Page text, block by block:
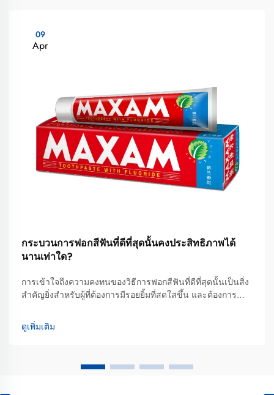
09
Apr
กระบวนการฟอกสีฟันที่ดีที่สุดนั้นคงประสิทธิภาพได้
นานเท่าใด?
การเข้าใจถึงความคงทนของวิธีการฟอกสีฟันที่ดีที่สุดนั้นเป็นสิ่ง
สำคัญยิ่งสำหรับผู้ที่ต้องการมีรอยยิ้มที่สดใสขึ้น และต้องการ
ระยะเวลาที่ผลลัพธ์จากการฟอกสีฟันจะคงอยู่นั้นมีความแตก
ต่างกันอย่างมาก ขึ้นอยู่กับปัจจัยหลายประการ...
ดูเพิ่มเติม